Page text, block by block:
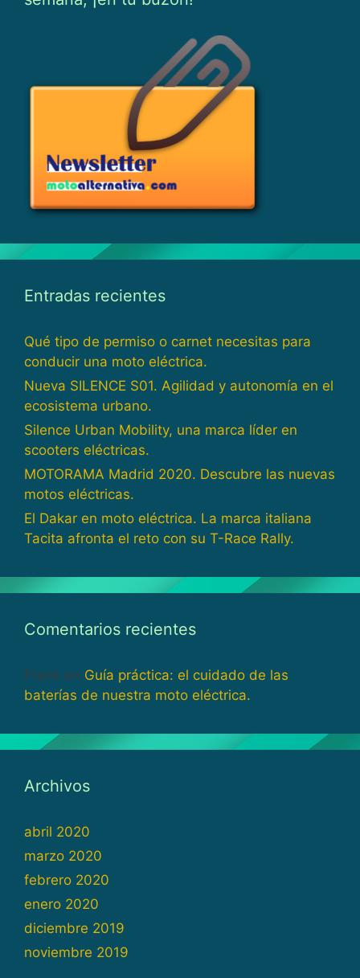
Entradas recientes
Qué tipo de permiso o carnet necesitas para
conducir una moto eléctrica.
Nueva SILENCE S01. Agilidad y autonomía en el
ecosistema urbano.
Silence Urban Mobility, una marca líder en
scooters eléctricas.
MOTORAMA Madrid 2020. Descubre las nuevas
motos eléctricas.
El Dakar en moto eléctrica. La marca italiana
Tacita afronta el reto con su T-Race Rally.
Comentarios recientes
Frank en Guía práctica: el cuidado de las
baterías de nuestra moto eléctrica.
Archivos
abril 2020
marzo 2020
febrero 2020
enero 2020
diciembre 2019
noviembre 2019